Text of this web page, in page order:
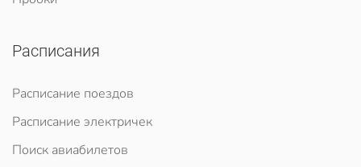
Расписания
Расписание поездов
Расписание электричек
Поиск авиабилетов